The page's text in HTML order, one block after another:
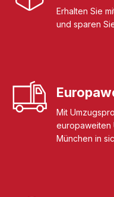
Erhalten Sie
und sparen
Mit
europaweiten
München in